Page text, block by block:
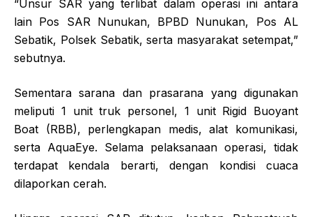
“Unsur SAR yang terlibat dalam operasi ini antara
lain Pos SAR Nunukan, BPBD Nunukan, Pos AL
Sebatik, Polsek Sebatik, serta masyarakat setempat,”
sebutnya.
Sementara sarana dan prasarana yang digunakan
meliputi 1 unit truk personel, 1 unit Rigid Buoyant
Boat (RBB), perlengkapan medis, alat komunikasi,
serta AquaEye. Selama pelaksanaan operasi, tidak
terdapat kendala berarti, dengan kondisi cuaca
dilaporkan cerah.